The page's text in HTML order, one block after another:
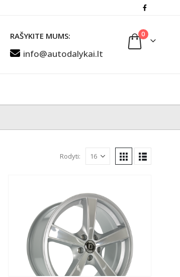
RAŠYKITE MUMS:
info@autodalykai.lt
0
Rodyti: